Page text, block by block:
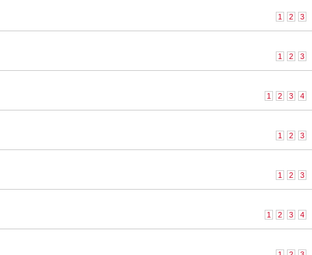
1 2 3
1 2 3
1 2 3 4
1 2 3
1 2 3
1 2 3 4